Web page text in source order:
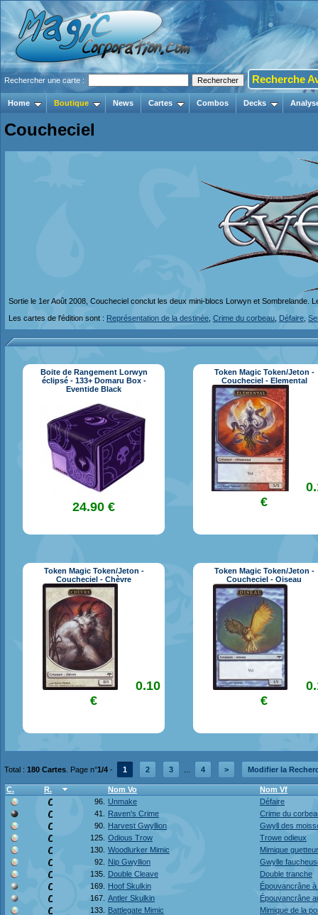
Rechercher une carte : Recherche
Home Boutique News Cartes Combos Decks
Coucheciel
Sortie le 1er Août 2008, Coucheciel conclut les deux mini-blocs Lorwyn et Sombrelande.
Les cartes de l'édition sont : Représentation de la destinée Crime du corbeau Défaire
Boite de Rangement Lorwyn
éclipsé - 133+ Domaru Box -
Eventide Black
24.90 €
Token Magic Token/Jeton -
Coucheciel - Elemental
€
Token Magic Token/Jeton -
Coucheciel - Chèvre
0.10
€
Token Magic Token/Jeton -
Coucheciel - Oiseau
€
Total : 180 Cartes . Page n°1/4 - 1 2 3 4 > Modifier la
C. R. Nom Vo
Nom Vf
96.
Unmake
Défaire
41.
Raven's Crime
Crime du
90.
Harvest Gwyllion
Gwyll des
125. Odious Trow
Trowe odieux
130. Woodlurker Mimic
Mimique
92.
Nip Gwyllion
Gwylle
135.
Double Cleave
Double tranche
169.
Hoof Skulkin
Épouvancrâne
167. Antler Skulkin
Épouvancrâne
133.
Battlegate Mimic
Mimique de la